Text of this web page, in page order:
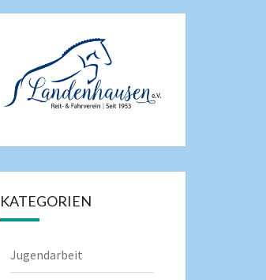
KATEGORIEN
Jugendarbeit